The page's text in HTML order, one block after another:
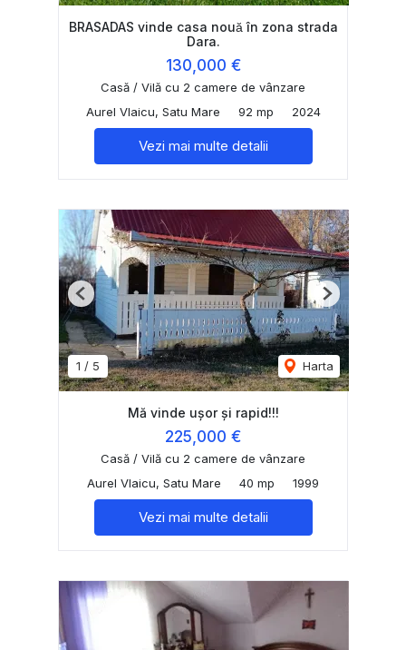
BRASADAS vinde casa nouă în zona strada
Dara.
130,000 €
Casă / Vilă cu 2 camere de vânzare
Aurel Vlaicu, Satu Mare
92 mp 2024
Vezi mai multe detalii
1 / 5 Harta
Previous Next
Mă vinde ușor și rapid!!!
225,000 €
Casă / Vilă cu 2 camere de vânzare
Aurel Vlaicu, Satu Mare
40 mp 1999
Vezi mai multe detalii